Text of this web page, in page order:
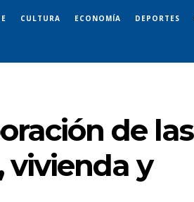
CULTURA ECONOMÍA DEPORTES
de las
vivienda y